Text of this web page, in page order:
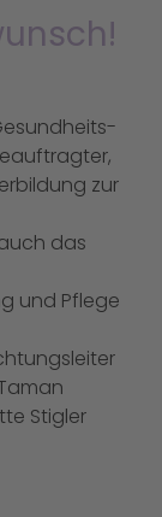
zur
das
und Pflege
Stigler